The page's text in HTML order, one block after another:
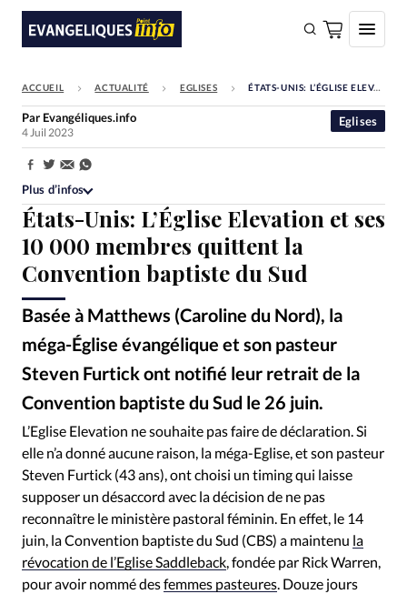
FAIRE UN DON
Faire un don
Eglises
Société
Monde
Bible
Toute l'actualité
Se connecter
Devise:CHF
RUBRIQUES
Toute l'actualité Bible Culture
Economie
Eglises
Histoire Laicité
Liberté religieuse
Mission
Monde People Politique
Religions
Société
ACCUEIL ACTUALITÉ EGLISES ÉTATS-UNIS: L’ÉGLISE ELEVATION ET SES 10 000 MEMBRES QUITTENT LA CONVENTION BAPTISTE DU SUD
États-Unis: L’Église Elevation et ses
10 000 membres quittent la
Convention baptiste du Sud
Basée à Matthews (Caroline du Nord), la
méga-Église évangélique et son pasteur
Steven Furtick ont notifié leur retrait de la
Convention baptiste du Sud le 26 juin.
Eglises
Par Evangéliques.info
4 Juil 2023
Partager:
Plus d’infos
©Hillsong Church London/Facebook - Steven Furtick a fondé l'Eglise Elevation
L’Eglise Elevation ne souhaite pas faire de déclaration. Si
elle n’a donné aucune raison, la méga-Eglise, et son pasteur
Steven Furtick (43 ans), ont choisi un timing qui laisse
supposer un désaccord avec la décision de ne pas
reconnaître le ministère pastoral féminin. En effet, le 14
juin, la Convention baptiste du Sud (CBS) a maintenu la
révocation de l’Eglise Saddleback , fondée par Rick Warren,
pour avoir nommé desfemmes pasteures . Douze jours